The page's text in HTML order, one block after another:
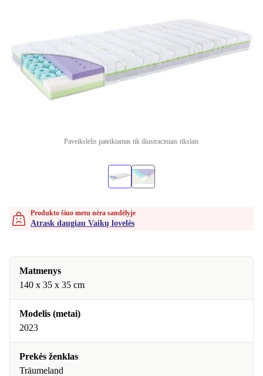
Paveikslėlis pateikiamas tik iliustraciniais tikslais
Produkto šiuo metu nėra sandėlyje
Atrask daugiau Vaikų lovelės
Matmenys
140 x 35 x 35 cm
Modelis (metai)
2023
Prekės ženklas
Träumeland